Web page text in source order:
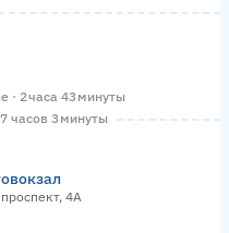
2 часа 43 минуты
часов 3 минуты
4А